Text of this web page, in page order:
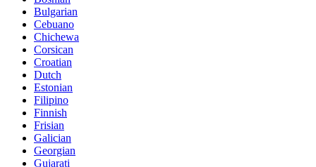
Bulgarian
Cebuano
Chichewa
Corsican
Croatian
Dutch
Estonian
Filipino
Finnish
Frisian
Galician
Georgian
Gujarati